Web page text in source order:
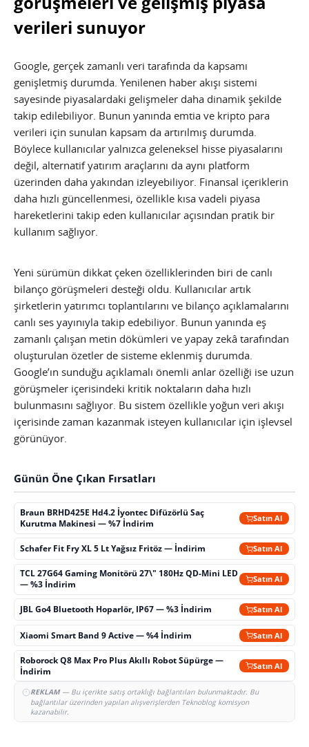
verileri sunuyor
Google, gerçek zamanlı veri tarafında da kapsamı
genişletmiş durumda. Yenilenen haber akışı sistemi
sayesinde piyasalardaki gelişmeler daha dinamik şekilde
takip edilebiliyor. Bunun yanında emtia ve kripto para
verileri için sunulan kapsam da artırılmış durumda.
Böylece kullanıcılar yalnızca geleneksel hisse piyasalarını
değil, alternatif yatırım araçlarını da aynı platform
üzerinden daha yakından izleyebiliyor. Finansal içeriklerin
daha hızlı güncellenmesi, özellikle kısa vadeli piyasa
hareketlerini takip eden kullanıcılar açısından pratik bir
kullanım sağlıyor.
Yeni sürümün dikkat çeken özelliklerinden biri de canlı
bilanço görüşmeleri desteği oldu. Kullanıcılar artık
şirketlerin yatırımcı toplantılarını ve bilanço açıklamalarını
canlı ses yayınıyla takip edebiliyor. Bunun yanında eş
zamanlı çalışan metin dökümleri ve yapay zekâ tarafından
oluşturulan özetler de sisteme eklenmiş durumda.
Google’ın sunduğu açıklamalı önemli anlar özelliği ise uzun
görüşmeler içerisindeki kritik noktaların daha hızlı
bulunmasını sağlıyor. Bu sistem özellikle yoğun veri akışı
içerisinde zaman kazanmak isteyen kullanıcılar için işlevsel
görünüyor.
Günün Öne Çıkan Fırsatları
Braun BRHD425E Hd4.2 İyontec Difüzörlü Saç
Kurutma Makinesi — %7 İndirim
Satın Al
Schafer Fit Fry XL 5 Lt Yağsız Fritöz — İndirim Satın Al
TCL 27G64 Gaming Monitörü 27\" 180Hz QD-Mini LED
— %3 İndirim
Satın Al
JBL Go4 Bluetooth Hoparlör, IP67 — %3 İndirim Satın Al
Xiaomi Smart Band 9 Active — %4 İndirim Satın Al
Roborock Q8 Max Pro Plus Akıllı Robot Süpürge —
İndirim
Satın Al
REKLAM— Bu içerikte satış ortaklığı bağlantıları bulunmaktadır. Bu
bağlantılar üzerinden yapılan alışverişlerden Teknoblog komisyon
kazanabilir.